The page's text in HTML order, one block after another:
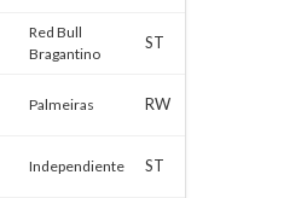
Red Bull
Bragantino
ST
Palmeiras RW
Independiente ST